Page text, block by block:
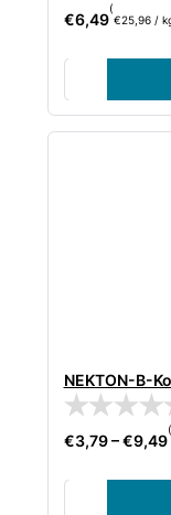
€6,49
(
€25,96/
NEKTON-B-
€3,79–€9,49
(